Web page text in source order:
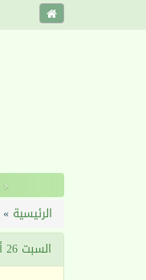
‹
الرئيسية »
السبت 26 أكتوبر 2013 - 21 ذو الحجة 1434هـ